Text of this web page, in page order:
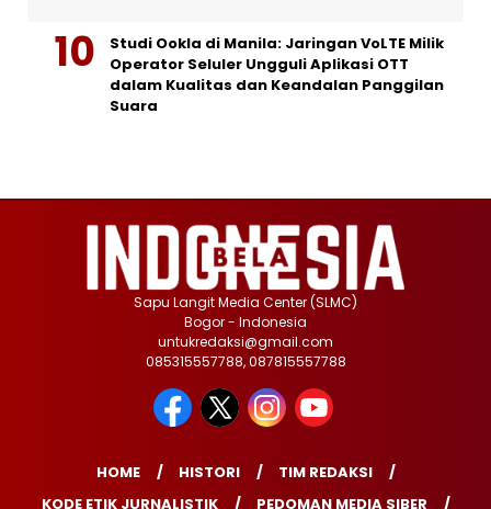
Studi Ookla di Manila: Jaringan VoLTE Milik
Operator Seluler Ungguli Aplikasi OTT
dalam Kualitas dan Keandalan Panggilan
Suara
Sapu Langit Media Center (SLMC)
Bogor - Indonesia
untukredaksi@gmail.com
085315557788, 087815557788
HOME HISTORI
TIM REDAKSI
KODE ETIK JURNALISTIK
PEDOMAN MEDIA SIBER